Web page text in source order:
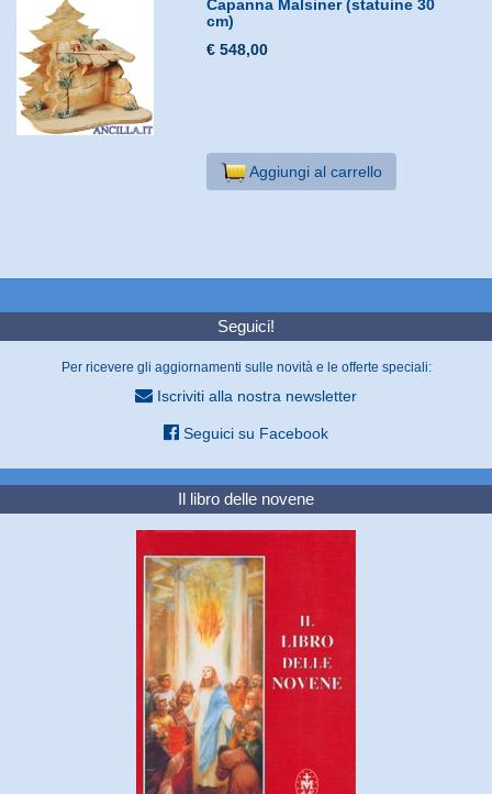
Capanna Malsiner (statuine 30
cm)
€ 548,00
Aggiungi al carrello
Seguici!
Per ricevere gli aggiornamenti sulle novità e le offerte speciali:
Iscriviti alla nostra newsletter
Seguici su Facebook
Il libro delle novene